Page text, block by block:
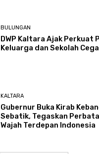
BULUNGAN
DWP Kaltara Ajak Perkuat
Keluarga dan Sekolah
KALTARA
Gubernur Buka Kirab
Sebatik, Tegaskan
Wajah Terdepan Indonesia